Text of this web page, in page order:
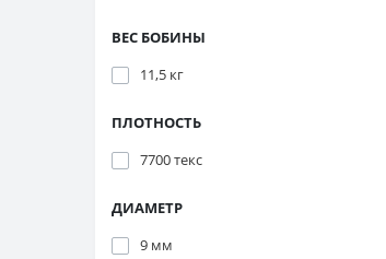
ВЕС БОБИНЫ
11,5 кг
ПЛОТНОСТЬ
7700 текс
ДИАМЕТР
9 мм